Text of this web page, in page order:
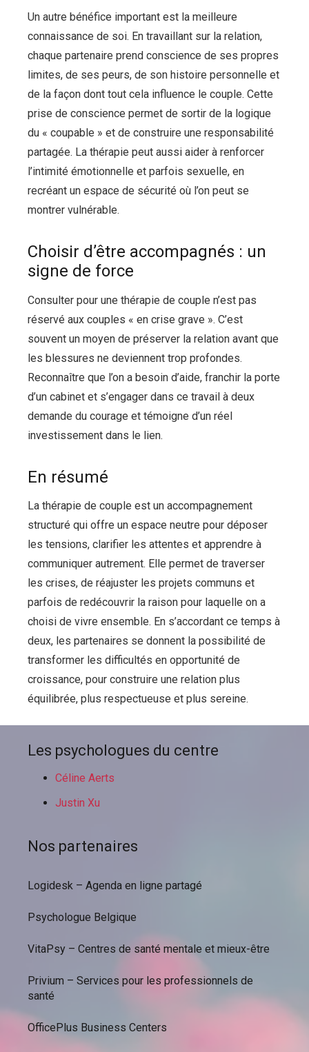
Un autre bénéfice important est la meilleure
connaissance de soi. En travaillant sur la relation,
chaque partenaire prend conscience de ses propres
limites, de ses peurs, de son histoire personnelle et
de la façon dont tout cela influence le couple. Cette
prise de conscience permet de sortir de la logique
du « coupable » et de construire une responsabilité
partagée. La thérapie peut aussi aider à renforcer
l’intimité émotionnelle et parfois sexuelle, en
recréant un espace de sécurité où l’on peut se
montrer vulnérable.
Choisir d’être accompagnés : un
signe de force
Consulter pour une thérapie de couple n’est pas
réservé aux couples « en crise grave ». C’est
souvent un moyen de préserver la relation avant que
les blessures ne deviennent trop profondes.
Reconnaître que l’on a besoin d’aide, franchir la porte
d’un cabinet et s’engager dans ce travail à deux
demande du courage et témoigne d’un réel
investissement dans le lien.
En résumé
La thérapie de couple est un accompagnement
structuré qui offre un espace neutre pour déposer
les tensions, clarifier les attentes et apprendre à
communiquer autrement. Elle permet de traverser
les crises, de réajuster les projets communs et
parfois de redécouvrir la raison pour laquelle on a
choisi de vivre ensemble. En s’accordant ce temps à
deux, les partenaires se donnent la possibilité de
transformer les difficultés en opportunité de
croissance, pour construire une relation plus
équilibrée, plus respectueuse et plus sereine.
Les psychologues du centre
Céline Aerts
Justin Xu
Nos partenaires
Logidesk – Agenda en ligne partagé
Psychologue Belgique
VitaPsy – Centres de santé mentale et mieux-être
Privium – Services pour les professionnels de
santé
OfficePlus Business Centers